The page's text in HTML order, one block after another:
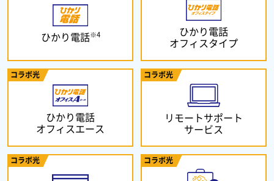
ひかり電話※4 ひかり電話
オフィスタイプ
コラボ光
ひかり電話
オフィスエース
コラボ光
リモートサポート
サービス
コラボ光 コラボ光